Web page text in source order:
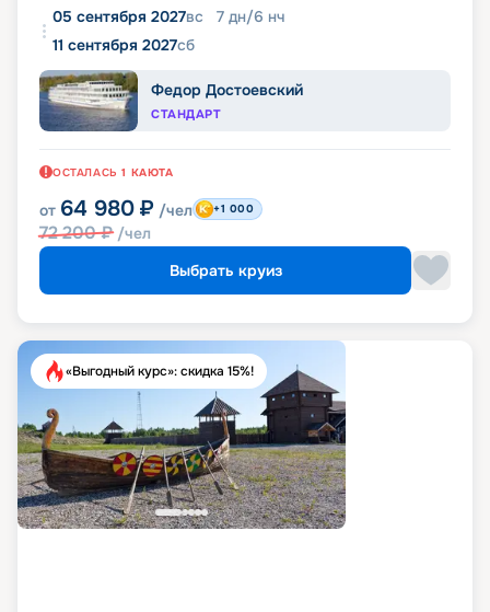
05 сентября 2027вс 7 дн/6 нч
11 сентября 2027сб
Федор Достоевский
СТАНДАРТ
ОСТАЛАСЬ 1 КАЮТА
от 64 980 ₽ /чел
72 200₽ /чел
+1 000
Выбрать круиз
«Выгодный курс»: скидка 15%!